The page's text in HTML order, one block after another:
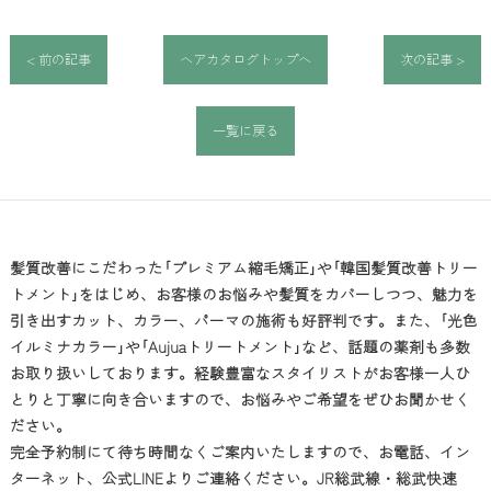
< 前の記事 ヘアカタログトップへ 次の記事 >
一覧に戻る
髪質改善にこだわった｢プレミアム縮毛矯正｣や｢韓国髪質改善トリー
トメント｣をはじめ、お客様のお悩みや髪質をカバーしつつ、魅力を
引き出すカット、カラー、パーマの施術も好評判です。また、｢光色
イルミナカラー｣や｢Aujuaトリートメント｣など、話題の薬剤も多数
お取り扱いしております。経験豊富なスタイリストがお客様一人ひ
とりと丁寧に向き合いますので、お悩みやご希望をぜひお聞かせく
ださい。
完全予約制にて待ち時間なくご案内いたしますので、お電話、イン
ターネット、公式LINEよりご連絡ください。JR総武線・総武快速